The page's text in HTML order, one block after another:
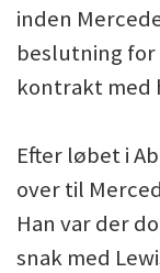
inden
beslutning for
kontrakt med
Efter løbet i
over til
Han var der
snak med